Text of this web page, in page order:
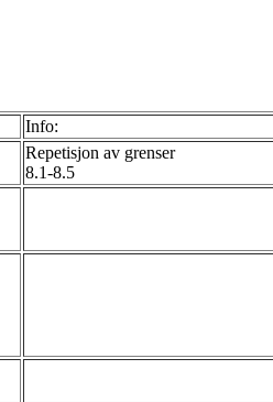
Info:
Repetisjon av grenser
8.1-8.5